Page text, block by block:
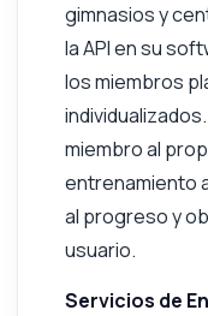
gimnasios y
la API en su
los miembros
miembro al
entrenamiento
al progreso y
usuario.
Servicios de